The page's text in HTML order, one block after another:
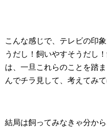
こんな感じで、テレビの印
うだし！飼いやすそうだし
は、一旦これらのことを踏
んでチラ見して、考えてみ
結局は飼ってみなきゃ分か